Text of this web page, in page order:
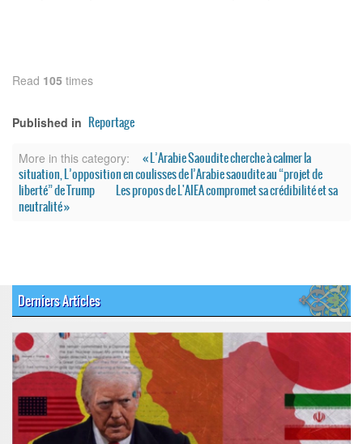
Read 105 times
Published in Reportage
More in this category:
« L’Arabie Saoudite cherche à calmer la
situation, L’opposition en coulisses de l’Arabie saoudite au “projet de
liberté” de Trump
Les propos de L'AIEA compromet sa crédibilité et sa
neutralité »
Derniers Articles